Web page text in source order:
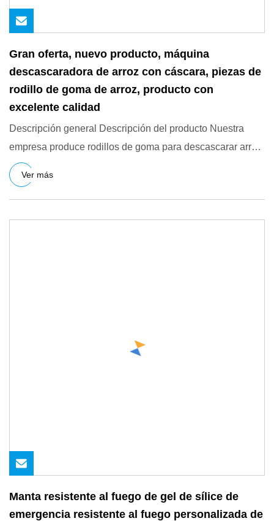
Gran oferta, nuevo producto, máquina
descascaradora de arroz con cáscara, piezas de
rodillo de goma de arroz, producto con
excelente calidad
Descripción general Descripción del producto Nuestra
empresa produce rodillos de goma para descascarar arroz
de la marca
Ver más
Manta resistente al fuego de gel de sílice de
emergencia resistente al fuego personalizada de